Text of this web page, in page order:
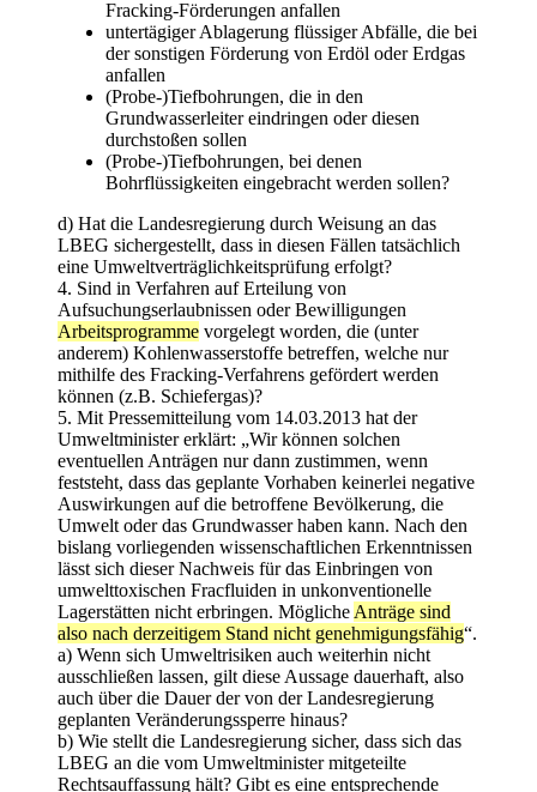
Fracking-Förderungen anfallen
untertägiger Ablagerung flüssiger Abfälle, die bei
der sonstigen Förderung von Erdöl oder Erdgas
anfallen
(Probe-)Tiefbohrungen, die in den
Grundwasserleiter eindringen oder diesen
durchstoßen sollen
(Probe-)Tiefbohrungen, bei denen
Bohrflüssigkeiten eingebracht werden sollen?
d) Hat die Landesregierung durch Weisung an das
LBEG sichergestellt, dass in diesen Fällen tatsächlich
eine Umweltverträglichkeitsprüfung erfolgt?
4. Sind in Verfahren auf Erteilung von
Aufsuchungserlaubnissen oder Bewilligungen
Arbeitsprogramme vorgelegt worden, die (unter
anderem) Kohlenwasserstoffe betreffen, welche nur
mithilfe des Fracking-Verfahrens gefördert werden
können (z.B. Schiefergas)?
5. Mit Pressemitteilung vom 14.03.2013 hat der
Umweltminister erklärt: „Wir können solchen
eventuellen Anträgen nur dann zustimmen, wenn
feststeht, dass das geplante Vorhaben keinerlei negative
Auswirkungen auf die betroffene Bevölkerung, die
Umwelt oder das Grundwasser haben kann. Nach den
bislang vorliegenden wissenschaftlichen Erkenntnissen
lässt sich dieser Nachweis für das Einbringen von
umwelttoxischen Fracfluiden in unkonventionelle
Lagerstätten nicht erbringen. Mögliche Anträge sind
also nach derzeitigem Stand nicht genehmigungsfähig“.
a) Wenn sich Umweltrisiken auch weiterhin nicht
ausschließen lassen, gilt diese Aussage dauerhaft, also
auch über die Dauer der von der Landesregierung
geplanten Veränderungssperre hinaus?
b) Wie stellt die Landesregierung sicher, dass sich das
LBEG an die vom Umweltminister mitgeteilte
Rechtsauffassung hält? Gibt es eine entsprechende